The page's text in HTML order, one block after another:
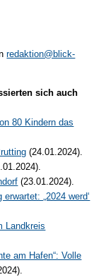
redaktion@blick-
sich auch
80 Kindern das
(24.01.2024).
(23.01.2024).
„2024 werd‘
Landkreis
am Hafen“: Volle